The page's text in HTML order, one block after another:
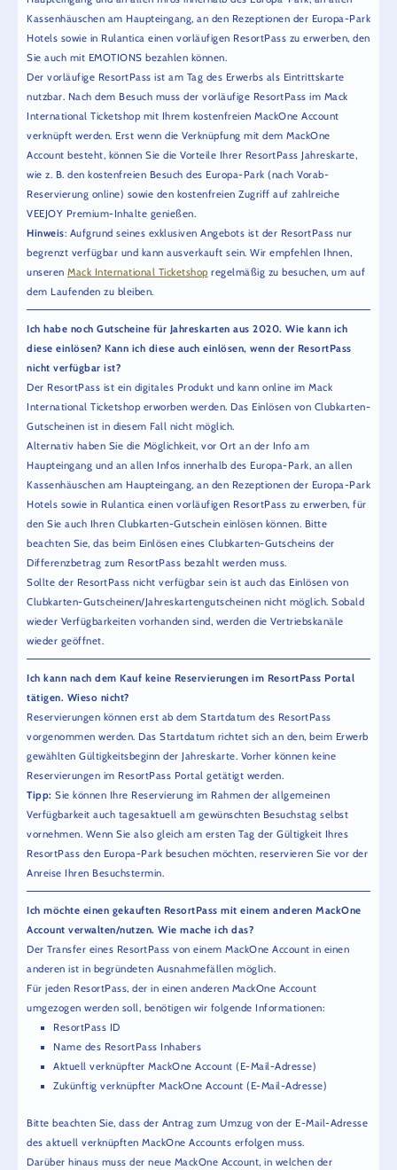
Kassenhäuschen am Haupteingang, an den Rezeptionen der Europa-Park
Hotels sowie in Rulantica einen vorläufigen ResortPass zu erwerben, den
Sie auch mit EMOTIONS bezahlen können.
Der vorläufige ResortPass ist am Tag des Erwerbs als Eintrittskarte
nutzbar. Nach dem Besuch muss der vorläufige ResortPass im Mack
International Ticketshop mit Ihrem kostenfreien MackOne Account
verknüpft werden. Erst wenn die Verknüpfung mit dem MackOne
Account besteht, können Sie die Vorteile Ihrer ResortPass Jahreskarte,
wie z. B. den kostenfreien Besuch des Europa-Park (nach Vorab-
Reservierung online) sowie den kostenfreien Zugriff auf zahlreiche
VEEJOY Premium-Inhalte genießen.
Hinweis: Aufgrund seines exklusiven Angebots ist der ResortPass nur
begrenzt verfügbar und kann ausverkauft sein. Wir empfehlen Ihnen,
unseren Mack International Ticketshop regelmäßig zu besuchen, um auf
dem Laufenden zu bleiben.
Ich habe noch Gutscheine für Jahreskarten aus 2020. Wie kann ich
diese einlösen? Kann ich diese auch einlösen, wenn der ResortPass
nicht verfügbar ist?
Der ResortPass ist ein digitales Produkt und kann online im Mack
International Ticketshop erworben werden. Das Einlösen von Clubkarten-
Gutscheinen ist in diesem Fall nicht möglich.
Alternativ haben Sie die Möglichkeit, vor Ort an der Info am
Haupteingang und an allen Infos innerhalb des Europa-Park, an allen
Kassenhäuschen am Haupteingang, an den Rezeptionen der Europa-Park
Hotels sowie in Rulantica einen vorläufigen ResortPass zu erwerben, für
den Sie auch Ihren Clubkarten-Gutschein einlösen können. Bitte
beachten Sie, das beim Einlösen eines Clubkarten-Gutscheins der
Differenzbetrag zum ResortPass bezahlt werden muss.
Sollte der ResortPass nicht verfügbar sein ist auch das Einlösen von
Clubkarten-Gutscheinen/Jahreskartengutscheinen nicht möglich. Sobald
wieder Verfügbarkeiten vorhanden sind, werden die Vertriebskanäle
wieder geöffnet.
Ich kann nach dem Kauf keine Reservierungen im ResortPass Portal
tätigen. Wieso nicht?
Reservierungen können erst ab dem Startdatum des ResortPass
vorgenommen werden. Das Startdatum richtet sich an den, beim Erwerb
gewählten Gültigkeitsbeginn der Jahreskarte. Vorher können keine
Reservierungen im ResortPass Portal getätigt werden.
Tipp: Sie können Ihre Reservierung im Rahmen der allgemeinen
Verfügbarkeit auch tagesaktuell am gewünschten Besuchstag selbst
vornehmen. Wenn Sie also gleich am ersten Tag der Gültigkeit Ihres
ResortPass den Europa-Park besuchen möchten, reservieren Sie vor der
Anreise Ihren Besuchstermin.
Ich möchte einen gekauften ResortPass mit einem anderen MackOne
Account verwalten/nutzen. Wie mache ich das?
Der Transfer eines ResortPass von einem MackOne Account in einen
anderen ist in begründeten Ausnahmefällen möglich.
Für jeden ResortPass, der in einen anderen MackOne Account
umgezogen werden soll, benötigen wir folgende Informationen:
ResortPass ID
Name des ResortPass Inhabers
Aktuell verknüpfter MackOne Account (E-Mail-Adresse)
Zukünftig verknüpfter MackOne Account (E-Mail-Adresse)
Bitte beachten Sie, dass der Antrag zum Umzug von der E-Mail-Adresse
des aktuell verknüpften MackOne Accounts erfolgen muss.
Darüber hinaus muss der neue MackOne Account, in welchen der